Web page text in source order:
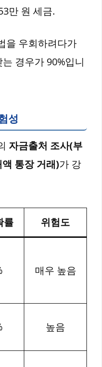
만 원 세금.
을 우회하려다가
경우가 90%입니
성
자금출처 조사(부
통장 거래)가 강
률 위험도
매우 높음
높음